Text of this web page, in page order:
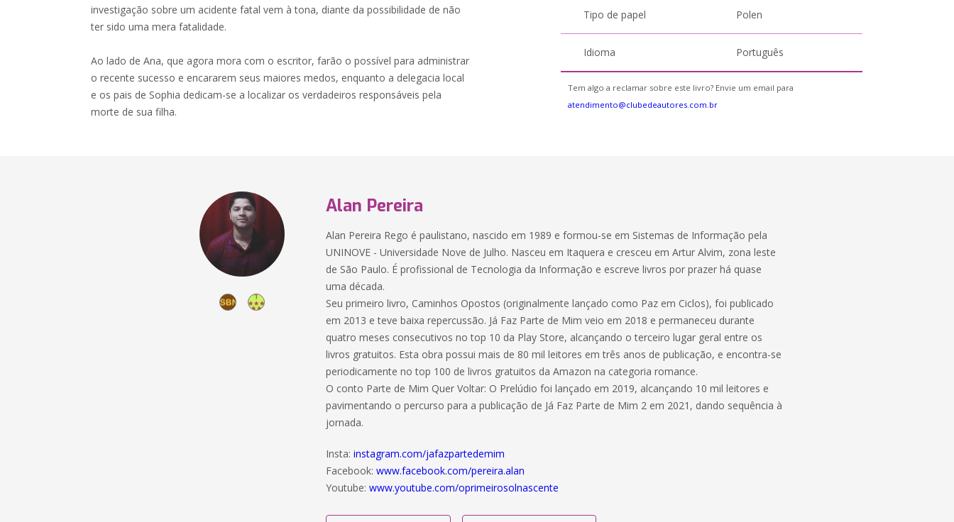
investigação sobre um acidente fatal vem à tona, diante da possibilidade de não
ter sido uma mera fatalidade.
Ao lado de Ana, que agora mora com o escritor, farão o possível para administrar
o recente sucesso e encararem seus maiores medos, enquanto a delegacia local
e os pais de Sophia dedicam-se a localizar os verdadeiros responsáveis pela
morte de sua filha.
Tipo de papel Polen
Idioma Português
Tem algo a reclamar sobre este livro? Envie um email para
atendimento@clubedeautores.com.br
Alan Pereira
Alan Pereira Rego é paulistano, nascido em 1989 e formou-se em Sistemas de Informação pela
UNINOVE - Universidade Nove de Julho. Nasceu em Itaquera e cresceu em Artur Alvim, zona leste
de São Paulo. É profissional de Tecnologia da Informação e escreve livros por prazer há quase
uma década.
Seu primeiro livro, Caminhos Opostos (originalmente lançado como Paz em Ciclos), foi publicado
em 2013 e teve baixa repercussão. Já Faz Parte de Mim veio em 2018 e permaneceu durante
quatro meses consecutivos no top 10 da Play Store, alcançando o terceiro lugar geral entre os
livros gratuitos. Esta obra possui mais de 80 mil leitores em três anos de publicação, e encontra-se
periodicamente no top 100 de livros gratuitos da Amazon na categoria romance.
O conto Parte de Mim Quer Voltar: O Prelúdio foi lançado em 2019, alcançando 10 mil leitores e
pavimentando o percurso para a publicação de Já Faz Parte de Mim 2 em 2021, dando sequência à
jornada.
Insta:instagram.com/jafazpartedemim
Facebook:www.facebook.com/pereira.alan
Youtube:www.youtube.com/oprimeirosolnascente